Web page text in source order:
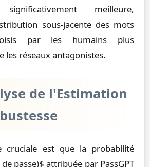
significativement meilleure,
sous-jacente des mots
par les humains plus
les réseaux antagonistes.
de l'Estimation
cruciale est que la probabilité
passe)$ attribuée par PassGPT